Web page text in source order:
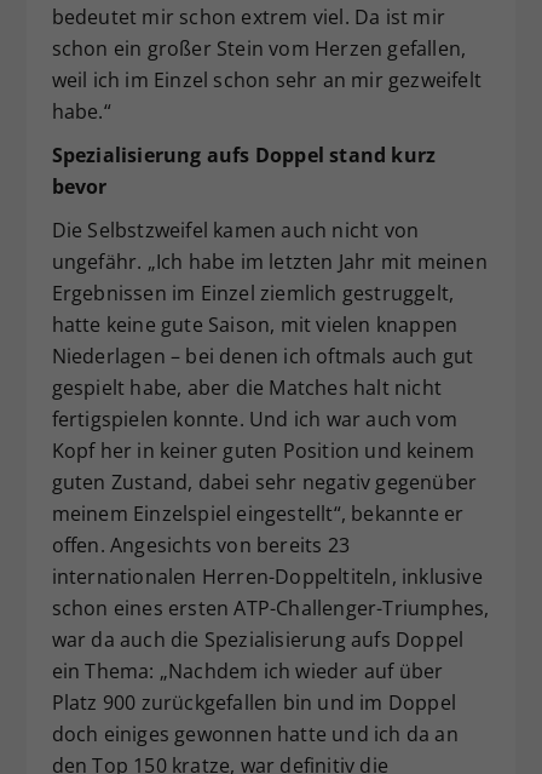
bedeutet mir schon extrem viel. Da ist mir
schon ein großer Stein vom Herzen gefallen,
weil ich im Einzel schon sehr an mir gezweifelt
habe.“
Spezialisierung aufs Doppel stand kurz
bevor
Die Selbstzweifel kamen auch nicht von
ungefähr. „Ich habe im letzten Jahr mit meinen
Ergebnissen im Einzel ziemlich gestruggelt,
hatte keine gute Saison, mit vielen knappen
Niederlagen – bei denen ich oftmals auch gut
gespielt habe, aber die Matches halt nicht
fertigspielen konnte. Und ich war auch vom
Kopf her in keiner guten Position und keinem
guten Zustand, dabei sehr negativ gegenüber
meinem Einzelspiel eingestellt“, bekannte er
offen. Angesichts von bereits 23
internationalen Herren-Doppeltiteln, inklusive
schon eines ersten ATP-Challenger-Triumphes,
war da auch die Spezialisierung aufs Doppel
ein Thema: „Nachdem ich wieder auf über
Platz 900 zurückgefallen bin und im Doppel
doch einiges gewonnen hatte und ich da an
den Top 150 kratze, war definitiv die